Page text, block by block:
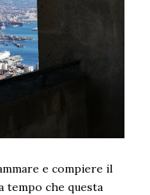
e compiere il
tempo che questa